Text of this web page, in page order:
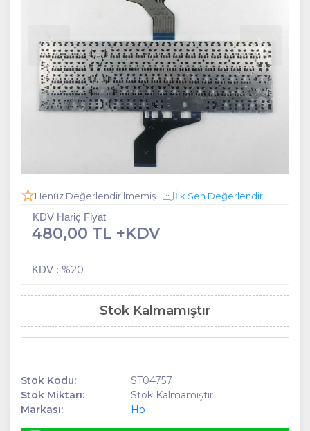
Henüz Değerlendirilmemiş İlk Sen Değerlendir
KDV Hariç Fiyat
480,00 TL +KDV
KDV : %20
Stok Kalmamıştır
Stok Kodu:
ST04757
Stok Miktarı:
Stok Kalmamıştır
Markası:
Hp